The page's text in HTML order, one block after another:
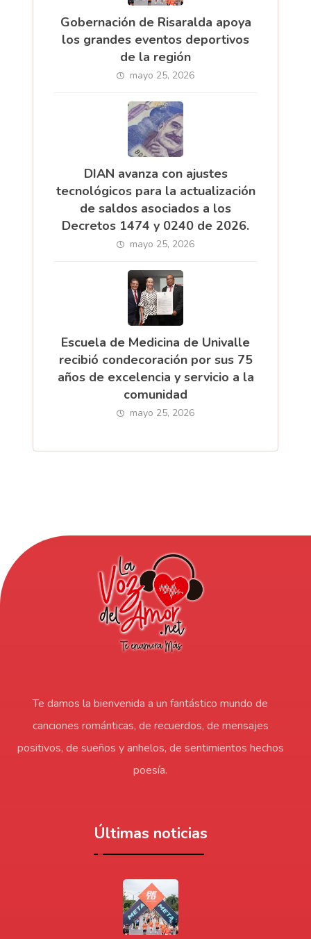
Gobernación de Risaralda apoya
los grandes eventos deportivos
de la región
mayo 25, 2026
DIAN avanza con ajustes
tecnológicos para la actualización
de saldos asociados a los
Decretos 1474 y 0240 de 2026.
mayo 25, 2026
Escuela de Medicina de Univalle
recibió condecoración por sus 75
años de excelencia y servicio a la
comunidad
mayo 25, 2026
Te damos la bienvenida a un fantástico mundo de
canciones románticas, de recuerdos, de mensajes
positivos, de sueños y anhelos, de sentimientos hechos
poesía.
Últimas noticias